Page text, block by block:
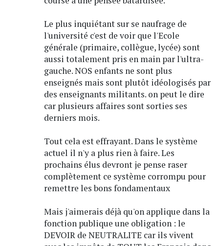
Le plus inquiétant sur se naufrage de
l'université c'est de voir que l'Ecole
générale (primaire, collègue, lycée) sont
aussi totalement pris en main par l'ultra-
gauche. NOS enfants ne sont plus
enseignés mais sont plutôt idéologisés par
des enseignants militants. on peut le dire
car plusieurs affaires sont sorties ses
derniers mois.
Tout cela est effrayant. Dans le système
actuel il n'y a plus rien à faire. Les
prochains élus devront je pense raser
complètement ce système corrompu pour
remettre les bons fondamentaux
Mais j'aimerais déjà qu'on applique dans la
fonction publique une obligation : le
DEVOIR de NEUTRALITE car ils vivent